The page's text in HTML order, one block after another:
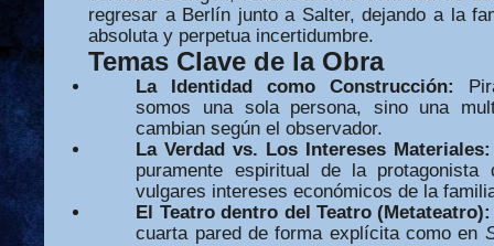
regresar a Berlín junto a Salter, dejando a la
absoluta y perpetua incertidumbre.
Temas Clave de la Obra
La Identidad como Construcción:
somos una sola persona, sino una
cambian según el observador.
La Verdad vs. Los Intereses Materiales:
puramente espiritual de la
vulgares intereses económicos de la
El Teatro dentro del Teatro (Metateatro):
cuarta pared de forma explícita como en